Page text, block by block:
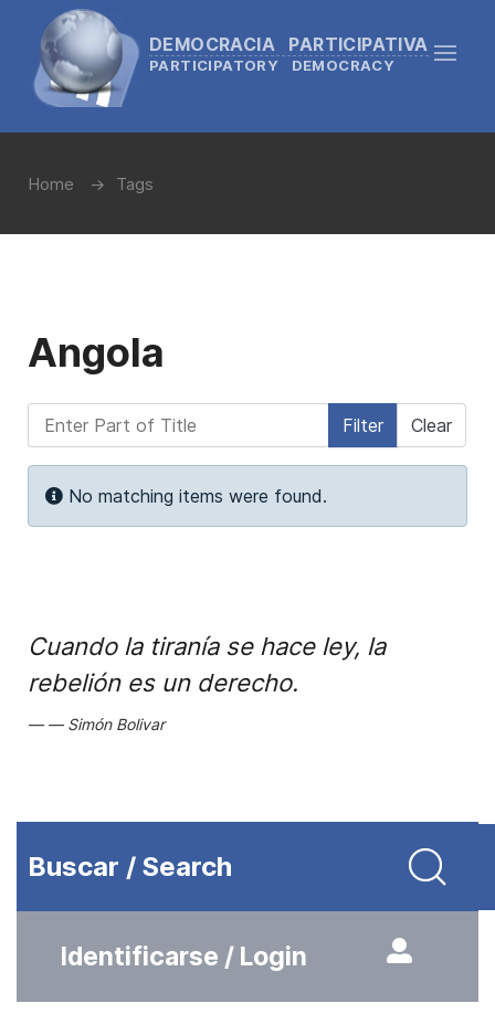
DEMOCRACIA PARTICIPATIVA
PARTICIPATORY DEMOCRACY
Home Tags
Angola
Enter Part of Title Filter Clear
Info
No matching items were found.
Cuando la tiranía se hace ley, la
rebelión es un derecho.
Simón Bolivar
Buscar / Search
Identificarse / Login